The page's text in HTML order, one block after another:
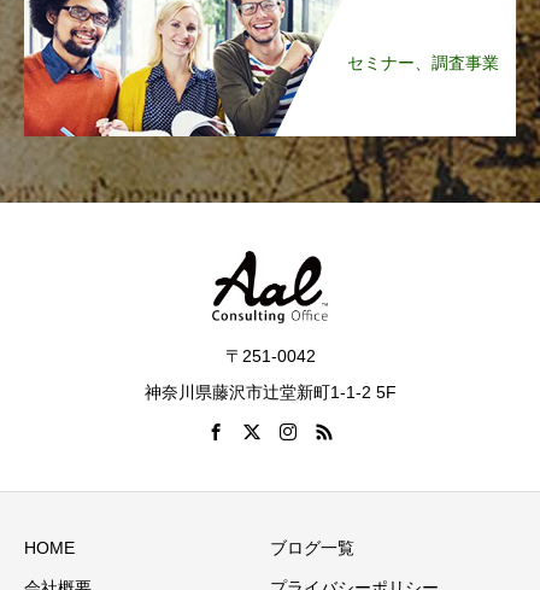
セミナー、調査事業
〒251-0042
神奈川県藤沢市辻堂新町1-1-2 5F
HOME ブログ一覧